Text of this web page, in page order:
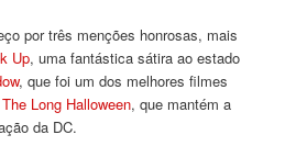
por três menções honrosas, mais
Up, uma fantástica sátira ao estado
, que foi um dos melhores filmes
Long Halloween, que mantém a
da DC.